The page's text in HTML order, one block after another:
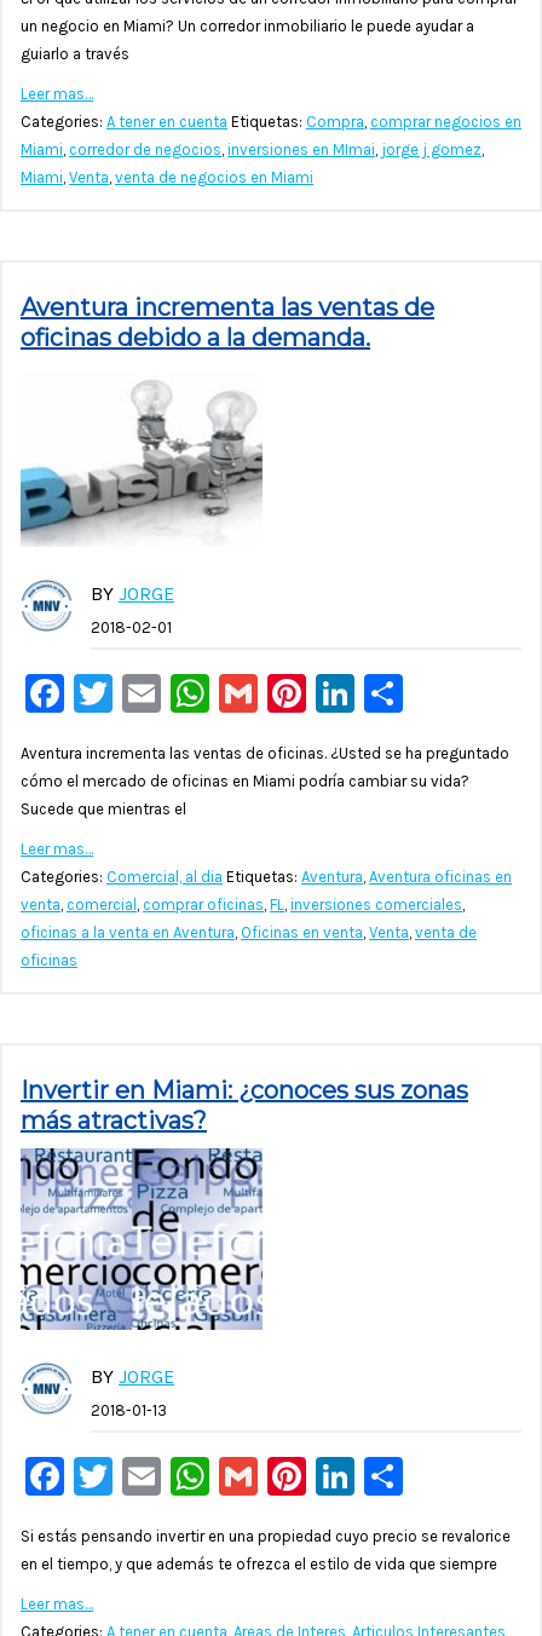
un negocio en Miami? Un corredor inmobiliario le puede ayudar a
guiarlo a través
Leer mas…
Categories: A tener en cuenta Etiquetas: Compra, comprar negocios en
Miami, corredor de negocios, inversiones en MImai, jorge j gomez,
Miami, Venta, venta de negocios en Miami
Aventura incrementa las ventas de
oficinas debido a la demanda.
BY JORGE
2018-02-01
Facebook
Twitter
EmailWhatsApp
GmailPinterest
LinkedIn
Aventura incrementa las ventas de oficinas. ¿Usted se ha preguntado
cómo el mercado de oficinas en Miami podría cambiar su vida?
Sucede que mientras el
Leer mas…
Categories: Comercial, al dia Etiquetas: Aventura, Aventura oficinas en
venta, comercial , comprar oficinas, FL, inversiones comerciales,
oficinas a la venta en Aventura, Oficinas en venta, Venta, venta de
oficinas
Invertir en Miami: ¿conoces sus zonas
más atractivas?
BY JORGE
2018-01-13
Facebook
Twitter
EmailWhatsApp
GmailPinterest
LinkedIn
Si estás pensando invertir en una propiedad cuyo precio se revalorice
en el tiempo, y que además te ofrezca el estilo de vida que siempre
Leer mas…
Categories: A tener en cuenta Areas de Interes Articulos Interesantes